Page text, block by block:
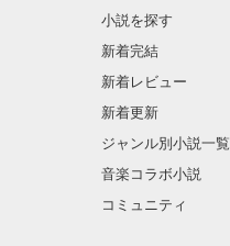
小説を探す
新着完結
新着レビュー
新着更新
ジャンル別小説一覧
音楽コラボ小説
コミュニティ